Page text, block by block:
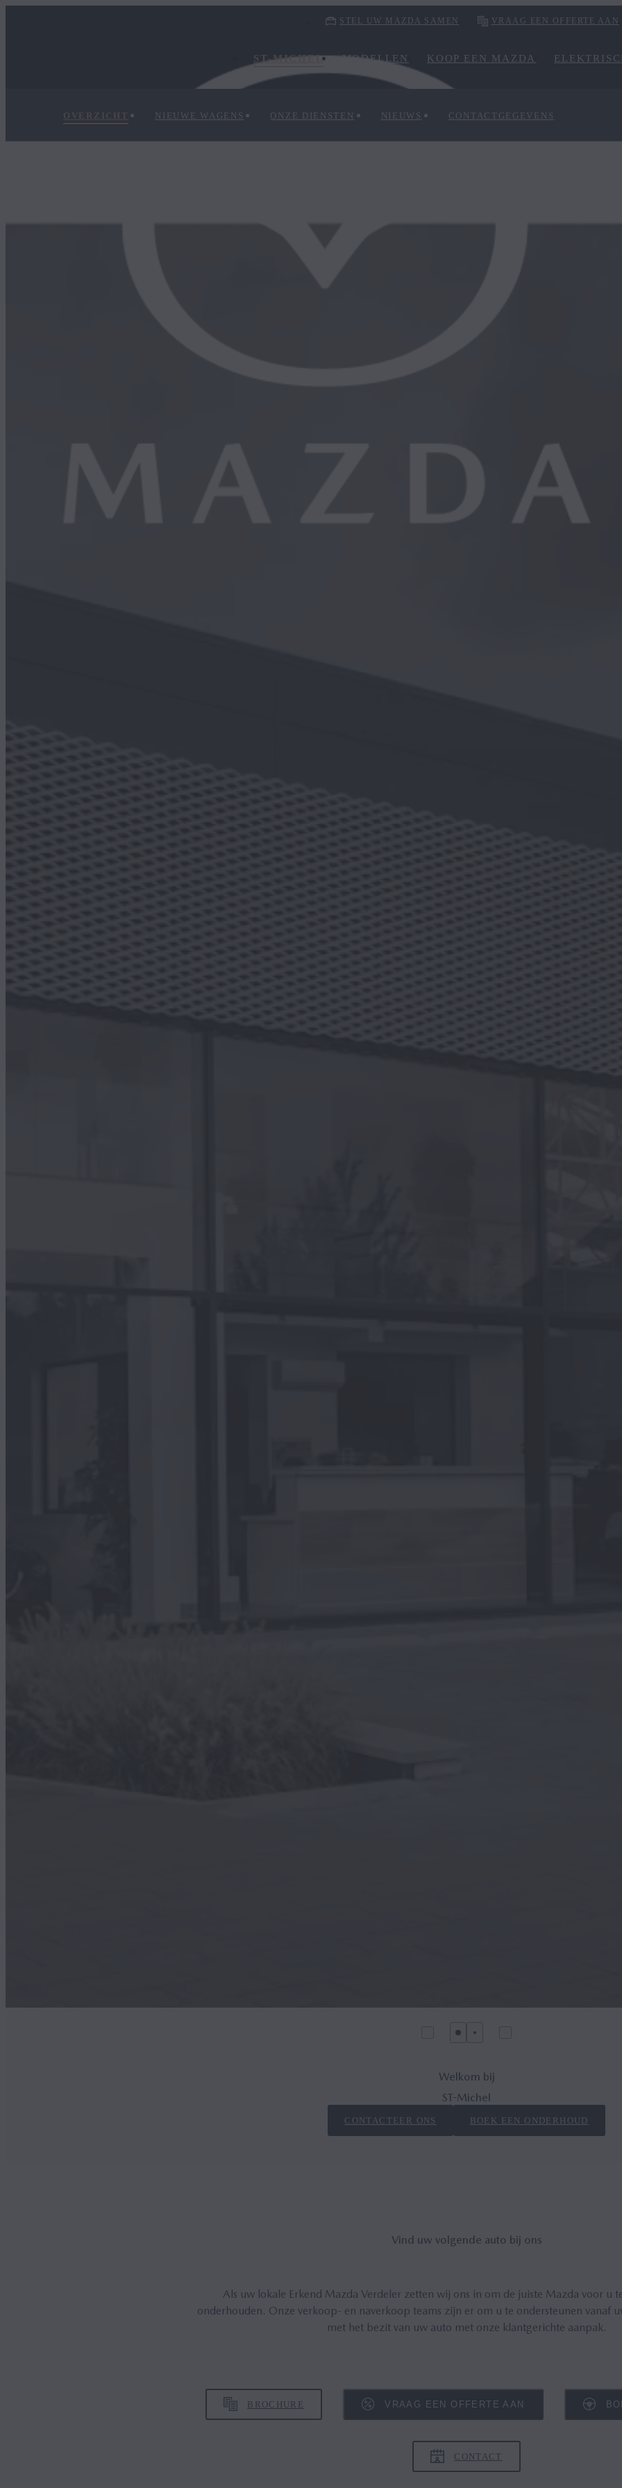
STEL UW MAZDA SAMEN VRAAG EEN OFFERTE AAN
ST-MICHEL MODELLEN KOOP EEN MAZDA
OVERZICHT NIEUWE WAGENS ONZE DIENSTEN NIEUWS CONTACTGEGEVENS
Welkom bij
ST-Michel
CONTACTEER ONS BOEK EEN ONDERHOUD
Vind uw vol­gen­de auto bij ons
Als uw lokale Erkend Mazda Verdeler zetten wij ons in om de juiste Mazda voor u
onderhouden. Onze verkoop- en naverkoop teams zijn er om u te ondersteunen vanaf
met het bezit van uw auto met onze klantgerichte aanpak.
BROCHURE VRAAG EEN OFFERTE AAN
CONTACT